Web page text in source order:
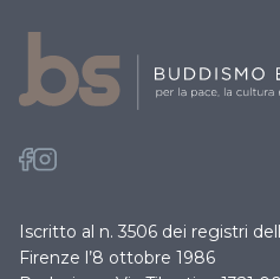
Iscritto al n. 3506 dei registri
Firenze l’8 ottobre 1986